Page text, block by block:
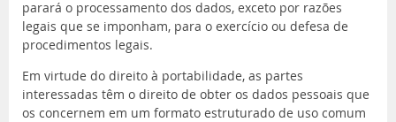
parará o processamento dos dados, exceto por razões
legais que se imponham, para o exercício ou defesa de
procedimentos legais.
Em virtude do direito à portabilidade, as partes
interessadas têm o direito de obter os dados pessoais que
os concernem em um formato estruturado de uso comum